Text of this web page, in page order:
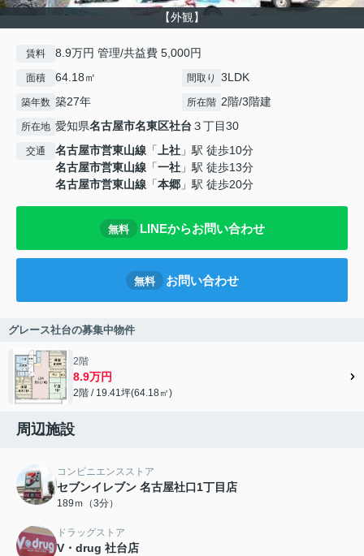
【外観】
賃料 8.9万円 管理/共益費 5,000円
面積 64.18㎡ 間取り 3LDK
築年数 築27年 所在階 2階/3階建
所在地 愛知県名古屋市名東区社台 ３丁目30
交通 名古屋市営東山線 「上社 」駅 徒歩10分
名古屋市営東山線 「一社 」駅 徒歩13分
名古屋市営東山線 「本郷 」駅 徒歩20分
無料 LINEからお問い合わせ
無料 お問い合わせ
グレース社台の募集中物件
2階
8.9万円
2階 / 19.41坪(64.18㎡)
周辺施設
コンビニエンスストア
セブンイレブン 名古屋社口1丁目店
189ｍ（3分）
ドラッグストア
V・drug 社台店